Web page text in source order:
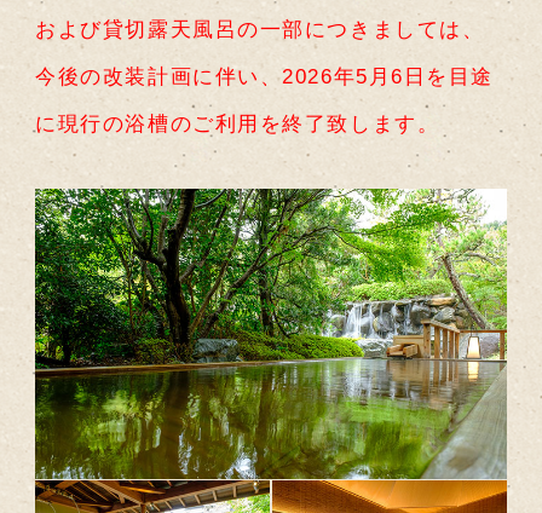
および貸切露天風呂の一部につきましては、
今後の改装計画に伴い、2026年5月6日を目途
に現行の浴槽のご利用を終了致します。